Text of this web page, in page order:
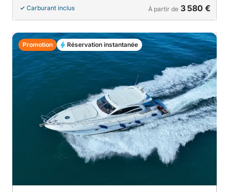
Carburant inclus À partir de 3 580 €
Promotion Réservation instantanée